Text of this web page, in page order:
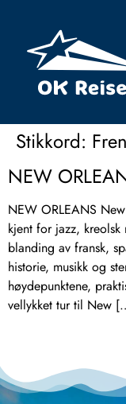
Stikkord:
NEW
NEW ORLEANS
kjent for jazz,
blanding av fransk,
historie, musikk og
høydepunktene,
vellykket tur til New